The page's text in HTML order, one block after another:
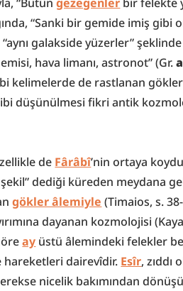
“Sanki bir gemide imiş gibi
galakside yüzerler”
hava limanı, astronot” (Gr.
kelimelerde de rastlanan
düşünülmesi fikri antik
de Fârâbî’nin ortaya
dediği küreden meydana
gökler âlemiyle (Timaios, s.
dayanan kozmolojisi
ay üstü âlemindeki felekler
dairevîdir. Esîr, zıddı
nicelik bakımından